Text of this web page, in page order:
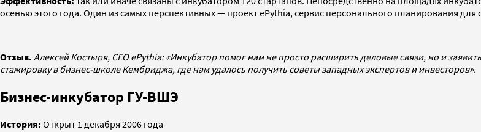
осенью этого года. Один из самых перспективных — проект ePythia, сервис персонального планирования
Отзыв. Алексей Костыря, CEO ePythia: «Инкубатор помог нам не просто расширить деловые связи, но и
стажировку в бизнес-школе Кембриджа, где нам удалось получить советы западных экспертов и инвесторов».
Бизнес-инкубатор ГУ-ВШЭ
История: Открыт 1 декабря 2006 года